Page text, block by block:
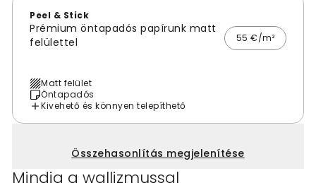
Peel & Stick
Prémium öntapadós papírunk matt
felülettel
55 €/m²
Matt felület
Öntapadós
Kivehető és könnyen telepíthető
Összehasonlítás megjelenítése
Mindig a wallizmussal